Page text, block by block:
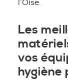
l’Oise.
Les
vos